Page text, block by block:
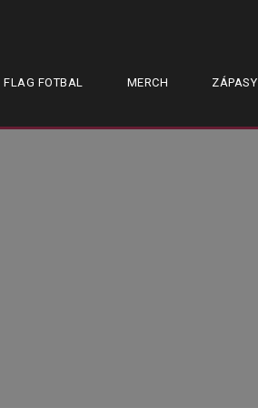
FLAG FOTBAL MERCH ZÁPASY